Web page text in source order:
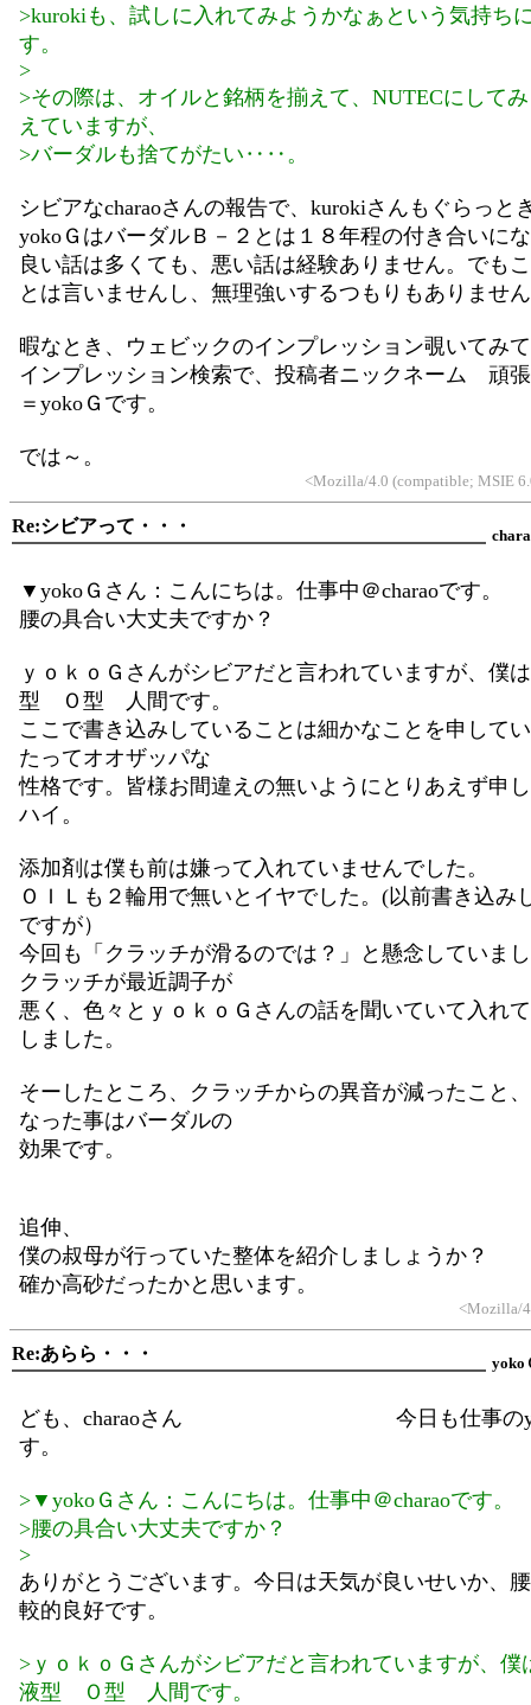
>kurokiも、試しに入れてみようかなぁという気持ち
す。
>
>その際は、オイルと銘柄を揃えて、NUTECにして
えていますが、
>バーダルも捨てがたい‥‥。
シビアなcharaoさんの報告で、kurokiさんもぐらっと
yokoＧはバーダルＢ－２とは１８年程の付き合いに
良い話は多くても、悪い話は経験ありません。でも
とは言いませんし、無理強いするつもりもありませ
暇なとき、ウェビックのインプレッション覗いて
インプレッション検索で、投稿者ニックネーム 頑
＝yokoＧです。
では～。
<Mozilla/4.0 (compatible; MSIE
Re:シビアって・・・
▼yokoＧさん：こんにちは。仕事中＠charaoです。
腰の具合い大丈夫ですか？
ｙｏｋｏＧさんがシビアだと言われていますが、僕
型 Ｏ型 人間です。
ここで書き込みしていることは細かなことを申して
たってオオザッパな
性格です。皆様お間違えの無いようにとりあえず申
ハイ。
添加剤は僕も前は嫌って入れていませんでした。
ＯＩＬも２輪用で無いとイヤでした。(以前書き込み
ですが）
今回も「クラッチが滑るのでは？」と懸念していま
クラッチが最近調子が
悪く、色々とｙｏｋｏＧさんの話を聞いていて入れ
しました。
そーしたところ、クラッチからの異音が減ったこと
なった事はバーダルの
効果です。
追伸、
僕の叔母が行っていた整体を紹介しましょうか？
確か高砂だったかと思います。
<Mozilla/
Re:あらら・・・ yoko
ども、charaoさん 今日も仕事の
す。
>▼yokoＧさん：こんにちは。仕事中＠charaoです。
>腰の具合い大丈夫ですか？
>
ありがとうございます。今日は天気が良いせいか、
較的良好です。
>ｙｏｋｏＧさんがシビアだと言われていますが、僕
液型 Ｏ型 人間です。